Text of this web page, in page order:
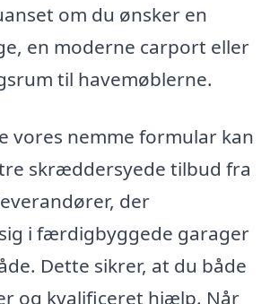
om du ønsker en
en moderne carport eller
til havemøblerne.
vores nemme formular kan
skræddersyede tilbud fra
der
i færdigbyggede garager
Dette sikrer, at du både
og kvalificeret hjælp. Når